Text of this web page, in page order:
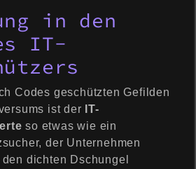
in den
IT-
Codes geschützten Gefilden
ist der IT-
so etwas wie ein
der Unternehmen
dichten Dschungel